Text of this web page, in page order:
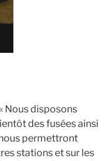
Nous disposons
des fusées ainsi
permettront
stations et sur les